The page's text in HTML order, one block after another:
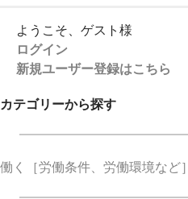
ようこそ、ゲスト様
ログイン
新規ユーザー登録はこちら
カテゴリーから探す
働く ［労働条件、労働環境など］